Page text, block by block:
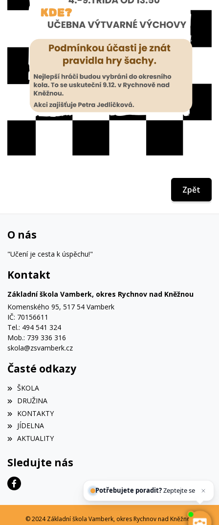
Zpět
O nás
"Učení je cesta k úspěchu!"
Kontakt
Základní škola Vamberk, okres Rychnov nad Kněžnou
Komenského 95, 517 54 Vamberk
IČ: 70156611
Tel.: 494 541 324
Mob.: 739 336 316
skola@zsvamberk.cz
Časté odkazy
ŠKOLA
DRUŽINA
KONTAKTY
JÍDELNA
AKTUALITY
Sledujte nás
© 2024 Základní škola Vamberk, okres Rychnov nad Kněžnou
Potřebujete poradit?Zeptejte se našeho